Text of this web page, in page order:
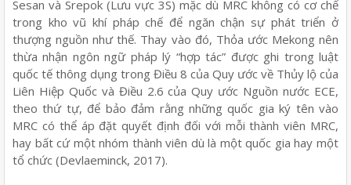
Sesan và Srepok (Lưu vực 3S) mặc dù MRC không có cơ chế
trong kho vũ khí pháp chế để ngăn chận sự phát triển ở
thượng nguồn như thế. Thay vào đó, Thỏa ước Mekong nên
thừa nhận ngôn ngữ pháp lý “hợp tác” được ghi trong luật
quốc tế thông dụng trong Điều 8 của Quy ước về Thủy lộ của
Liên Hiệp Quốc và Điều 2.6 của Quy ước Nguồn nước ECE,
theo thứ tự, để bảo đảm rằng những quốc gia ký tên vào
MRC có thể áp đặt quyết định đối với mỗi thành viên MRC,
hay bất cứ một nhóm thành viên dù là một quốc gia hay một
tổ chức (Devlaeminck, 2017).